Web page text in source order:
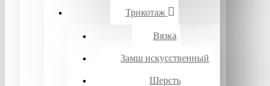
Трикотаж
Вязка
Замш искусственный
Шерсть